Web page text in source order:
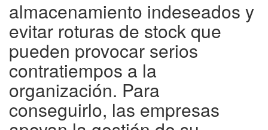
almacenamiento indeseados y
evitar roturas de stock que
pueden provocar serios
contratiempos a la
organización. Para
conseguirlo, las empresas